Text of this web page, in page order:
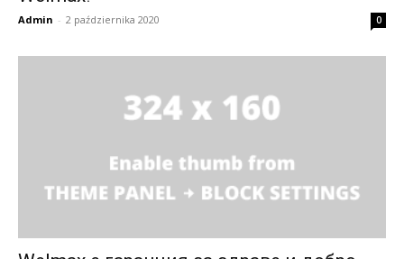
Admin - 2 października 2020 0